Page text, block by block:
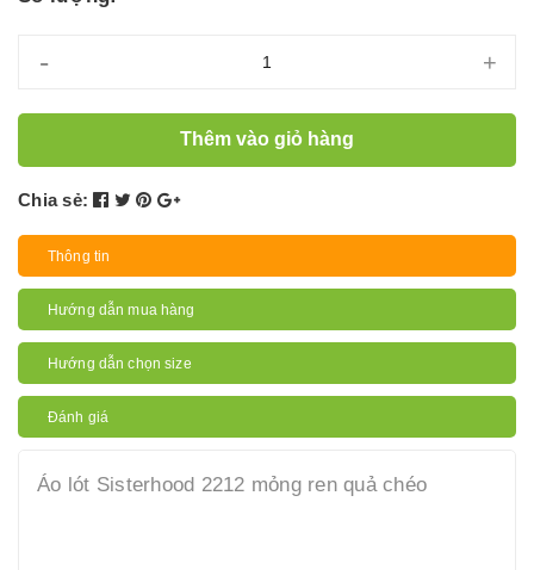
- +
Thêm vào giỏ hàng
Chia sẻ:
Thông tin
Hướng dẫn mua hàng
Hướng dẫn chọn size
Đánh giá
Áo lót Sisterhood 2212 mỏng ren quả chéo